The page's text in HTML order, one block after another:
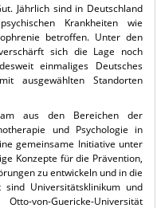
Jährlich sind in Deutschland
Krankheiten wie
betroffen. Unter den
sich die Lage noch
einmaliges Deutsches
ausgewählten Standorten
aus den Bereichen der
und Psychologie in
gemeinsame Initiative unter
Konzepte für die Prävention,
zu entwickeln und in die
Universitätsklinikum und
von-Guericke-Universität